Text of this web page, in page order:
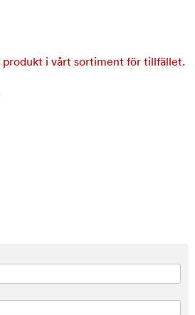
produkt i vårt sortiment för tillfället.